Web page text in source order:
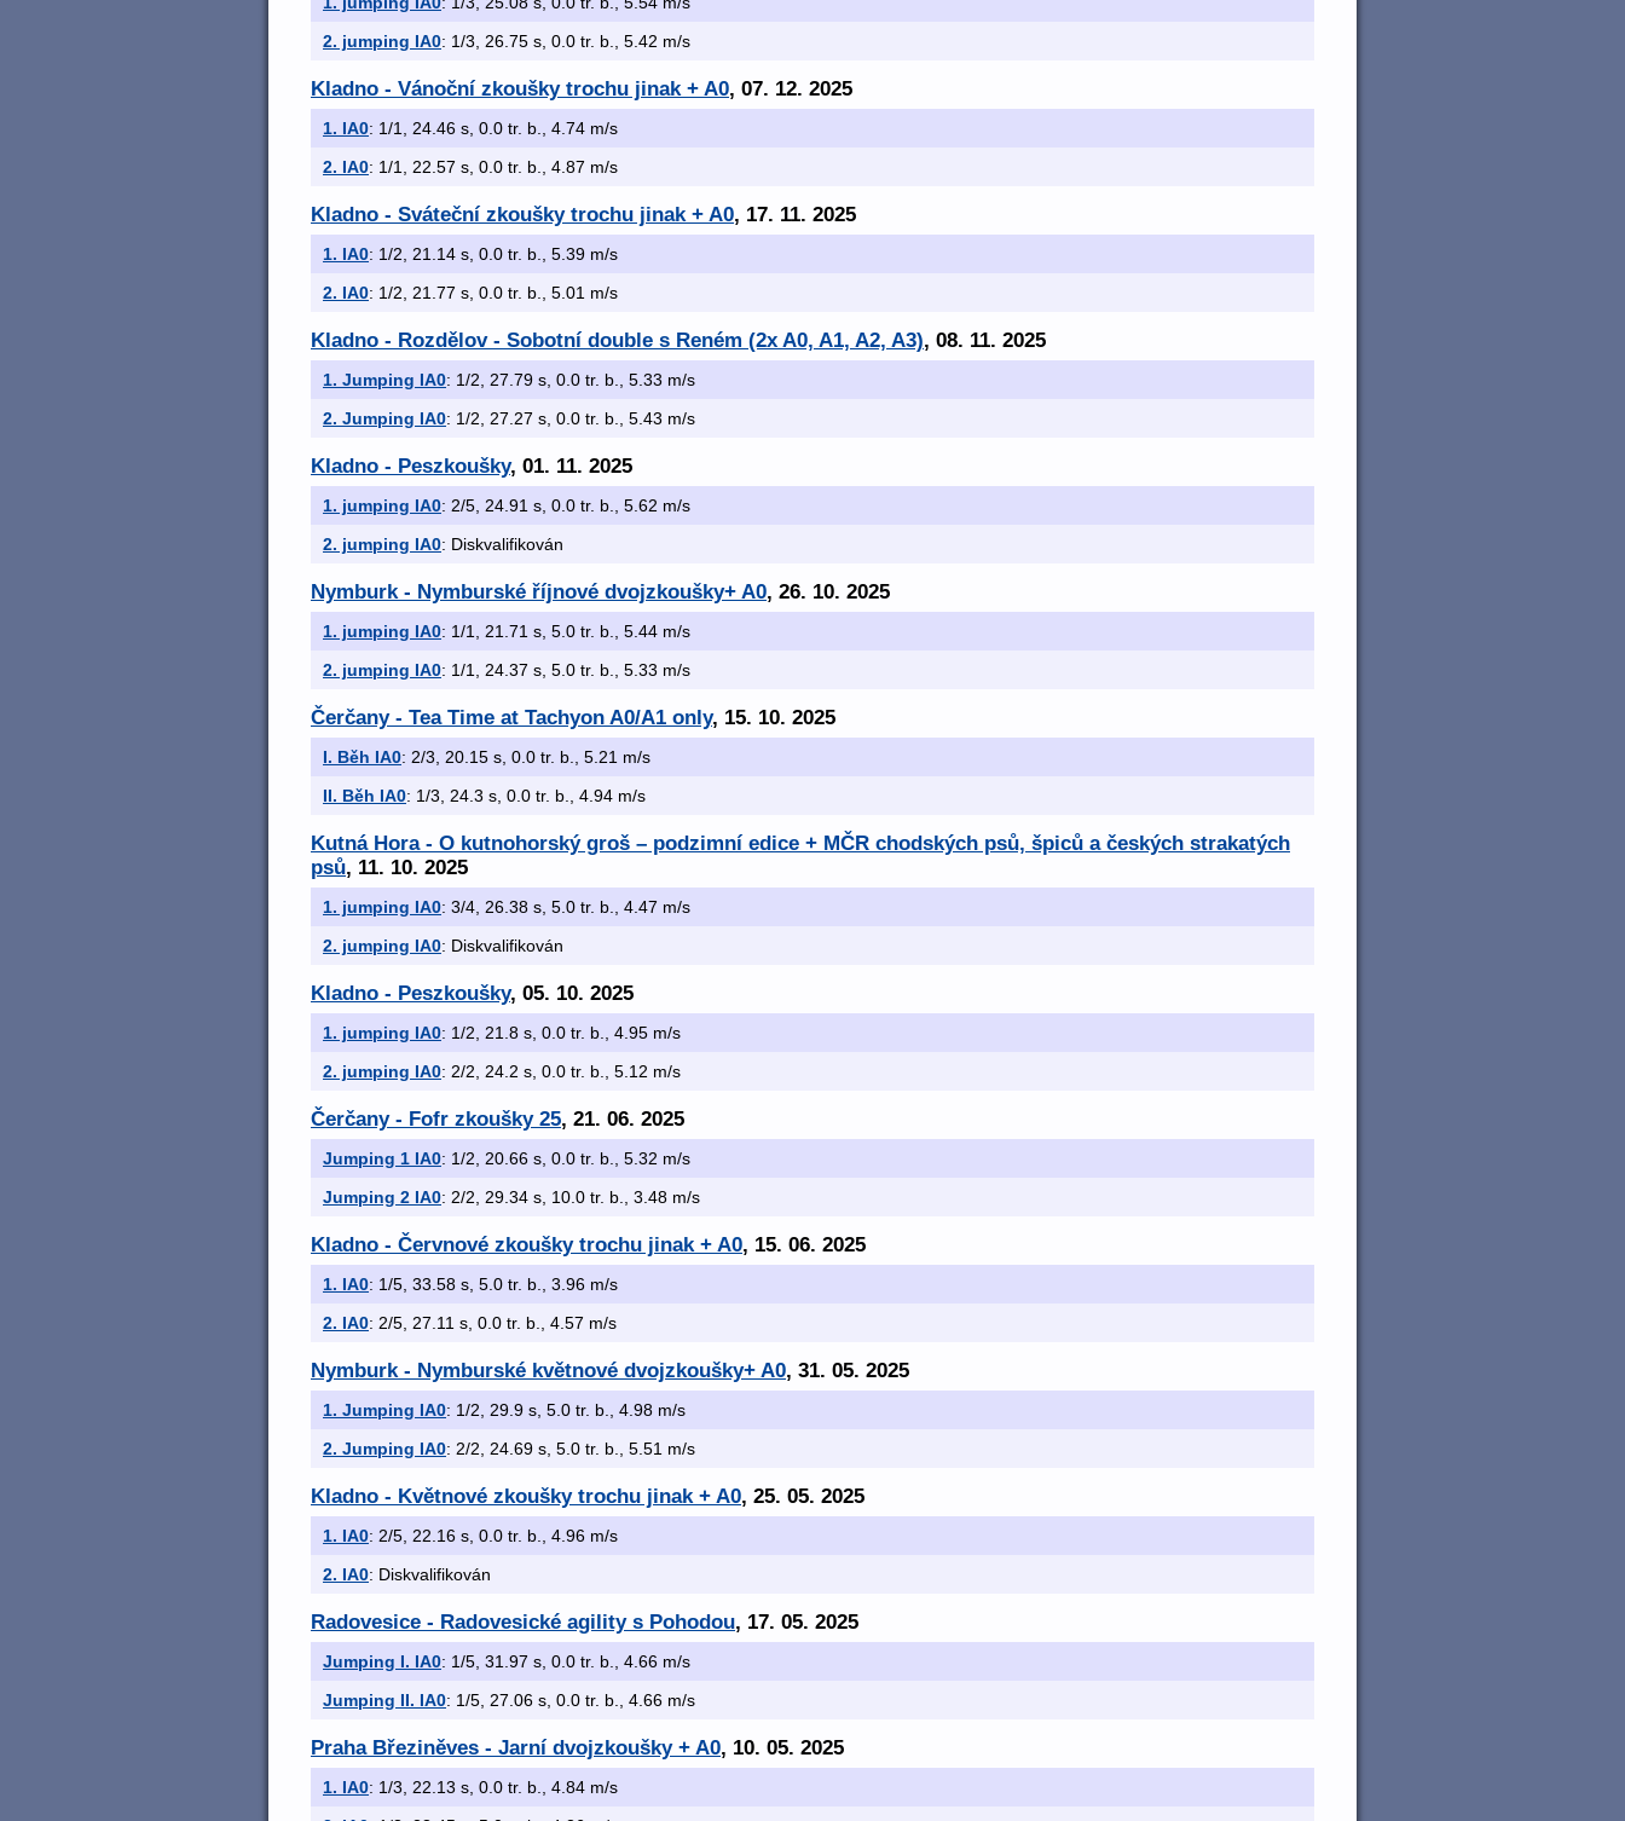
2. jumping IA0: 1/3, 26.75 s, 0.0 tr. b., 5.42 m/s
Kladno - Vánoční zkoušky trochu jinak + A0, 07. 12. 2025
1. IA0: 1/1, 24.46 s, 0.0 tr. b., 4.74 m/s
2. IA0: 1/1, 22.57 s, 0.0 tr. b., 4.87 m/s
Kladno - Sváteční zkoušky trochu jinak + A0, 17. 11. 2025
1. IA0: 1/2, 21.14 s, 0.0 tr. b., 5.39 m/s
2. IA0: 1/2, 21.77 s, 0.0 tr. b., 5.01 m/s
Kladno - Rozdělov - Sobotní double s Reném (2x A0, A1, A2, A3), 08. 11. 2025
1. Jumping IA0: 1/2, 27.79 s, 0.0 tr. b., 5.33 m/s
2. Jumping IA0: 1/2, 27.27 s, 0.0 tr. b., 5.43 m/s
Kladno - Peszkoušky, 01. 11. 2025
1. jumping IA0: 2/5, 24.91 s, 0.0 tr. b., 5.62 m/s
2. jumping IA0: Diskvalifikován
Nymburk - Nymburské říjnové dvojzkoušky+ A0, 26. 10. 2025
1. jumping IA0: 1/1, 21.71 s, 5.0 tr. b., 5.44 m/s
2. jumping IA0: 1/1, 24.37 s, 5.0 tr. b., 5.33 m/s
Čerčany - Tea Time at Tachyon A0/A1 only, 15. 10. 2025
I. Běh IA0: 2/3, 20.15 s, 0.0 tr. b., 5.21 m/s
II. Běh IA0: 1/3, 24.3 s, 0.0 tr. b., 4.94 m/s
Kutná Hora - O kutnohorský groš – podzimní edice + MČR chodských psů, špiců a českých strakatých
psů, 11. 10. 2025
1. jumping IA0: 3/4, 26.38 s, 5.0 tr. b., 4.47 m/s
2. jumping IA0: Diskvalifikován
Kladno - Peszkoušky, 05. 10. 2025
1. jumping IA0: 1/2, 21.8 s, 0.0 tr. b., 4.95 m/s
2. jumping IA0: 2/2, 24.2 s, 0.0 tr. b., 5.12 m/s
Čerčany - Fofr zkoušky 25, 21. 06. 2025
Jumping 1 IA0: 1/2, 20.66 s, 0.0 tr. b., 5.32 m/s
Jumping 2 IA0: 2/2, 29.34 s, 10.0 tr. b., 3.48 m/s
Kladno - Červnové zkoušky trochu jinak + A0, 15. 06. 2025
1. IA0: 1/5, 33.58 s, 5.0 tr. b., 3.96 m/s
2. IA0: 2/5, 27.11 s, 0.0 tr. b., 4.57 m/s
Nymburk - Nymburské květnové dvojzkoušky+ A0, 31. 05. 2025
1. Jumping IA0: 1/2, 29.9 s, 5.0 tr. b., 4.98 m/s
2. Jumping IA0: 2/2, 24.69 s, 5.0 tr. b., 5.51 m/s
Kladno - Květnové zkoušky trochu jinak + A0, 25. 05. 2025
1. IA0: 2/5, 22.16 s, 0.0 tr. b., 4.96 m/s
2. IA0: Diskvalifikován
Radovesice - Radovesické agility s Pohodou, 17. 05. 2025
Jumping I. IA0: 1/5, 31.97 s, 0.0 tr. b., 4.66 m/s
Jumping II. IA0: 1/5, 27.06 s, 0.0 tr. b., 4.66 m/s
Praha Březiněves - Jarní dvojzkoušky + A0, 10. 05. 2025
1. IA0: 1/3, 22.13 s, 0.0 tr. b., 4.84 m/s